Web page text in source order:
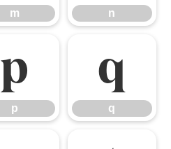
m n
p
p
q
q